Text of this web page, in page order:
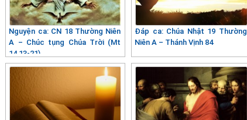
Nguyện ca: CN 18 Thường Niên
A – Chúc tụng Chúa Trời (Mt
14,13-21)
Đáp ca: Chúa Nhật 19 Thường
Niên A – Thánh Vịnh 84